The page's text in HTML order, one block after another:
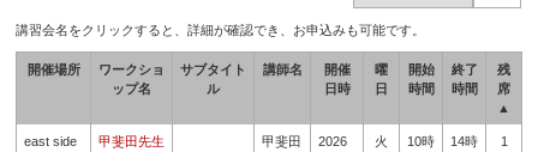
講習会名をクリックすると、詳細が確認でき、お申込みも可能です。
開催場所
ワークショ
ップ名
サブタイト
ル
講師名
開催
日時
曜
日
開始
時間
終了
時間
残
席
▲
east side
甲斐田先生
甲斐田
2026
火
10時
14時
1